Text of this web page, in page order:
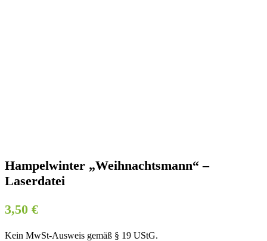
Hampelwinter „Weihnachtsmann“ –
Laserdatei
3,50 €
Kein MwSt-Ausweis gemäß § 19 UStG.